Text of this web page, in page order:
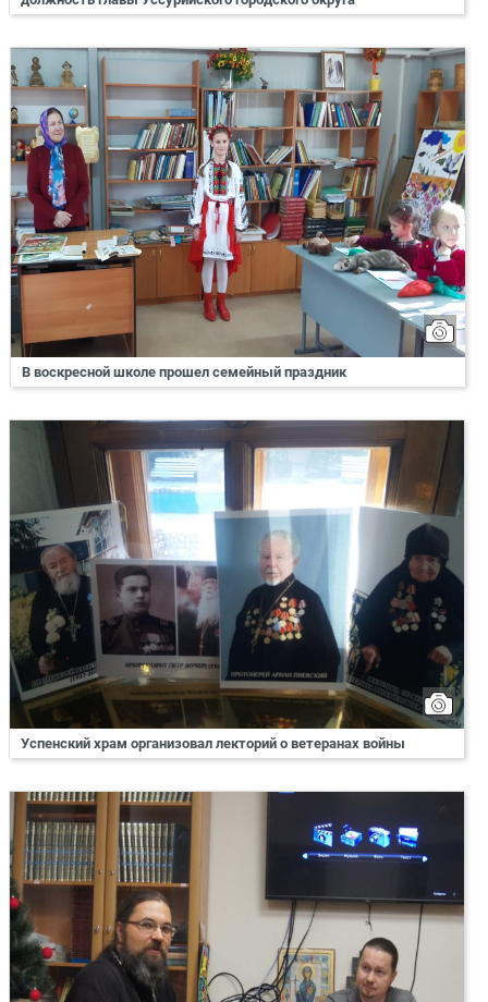
В воскресной школе прошел семейный праздник
Успенский храм организовал лекторий о ветеранах войны